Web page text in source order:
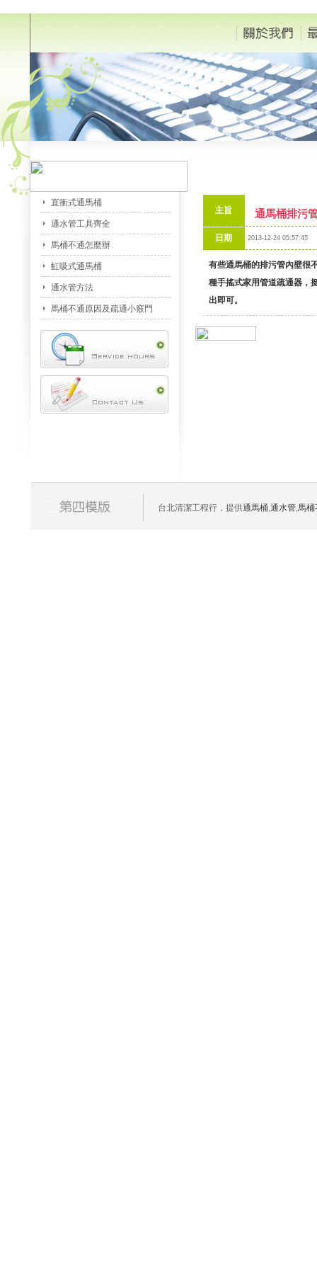
直衝式通馬桶
通水管工具齊全
馬桶不通怎麼辦
虹吸式通馬桶
通水管方法
馬桶不通原因及疏通小竅門
主旨 通馬桶排污
日期 2013-12-24 05:57:45
有些通馬桶的排污管內壁很
種手搖式家用管道疏通器，
出即可。
台北清潔工程行，提供通馬桶,通水管,馬桶